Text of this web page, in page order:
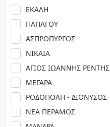
ΕΚΑΛΗ
ΠΑΠΑΓΟΥ
ΑΣΠΡΟΠΥΡΓΟΣ
ΝΙΚΑΙΑ
ΑΓΙΟΣ ΙΩΑΝΝΗΣ ΡΕΝΤΗΣ
ΜΕΓΑΡΑ
ΡΟΔΟΠΟΛΗ - ΔΙΟΝΥΣΟΣ
ΝΕΑ ΠΕΡΑΜΟΣ